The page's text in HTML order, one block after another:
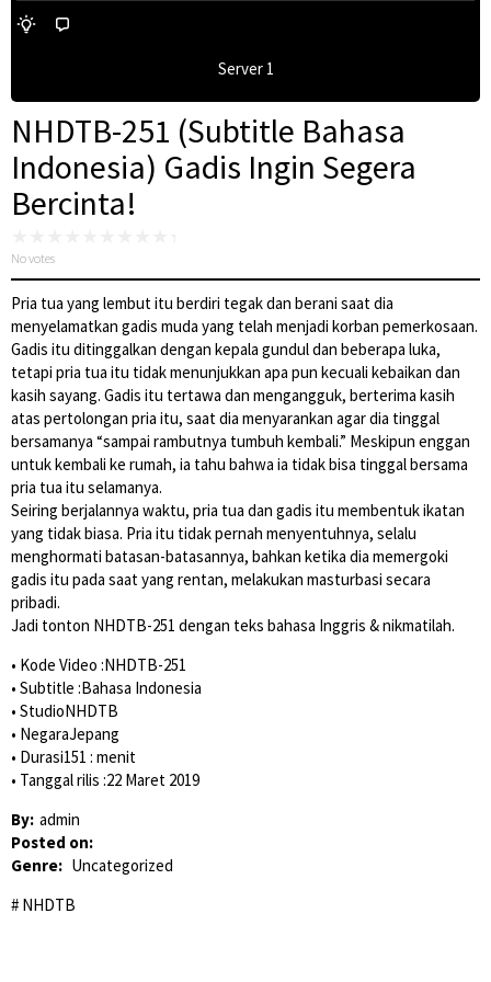
Server 1
NHDTB-251 (Subtitle Bahasa
Indonesia) Gadis Ingin Segera
Bercinta!
No votes
Pria tua yang lembut itu berdiri tegak dan berani saat dia
menyelamatkan gadis muda yang telah menjadi korban pemerkosaan.
Gadis itu ditinggalkan dengan kepala gundul dan beberapa luka,
tetapi pria tua itu tidak menunjukkan apa pun kecuali kebaikan dan
kasih sayang. Gadis itu tertawa dan mengangguk, berterima kasih
atas pertolongan pria itu, saat dia menyarankan agar dia tinggal
bersamanya “sampai rambutnya tumbuh kembali.” Meskipun enggan
untuk kembali ke rumah, ia tahu bahwa ia tidak bisa tinggal bersama
pria tua itu selamanya.
Seiring berjalannya waktu, pria tua dan gadis itu membentuk ikatan
yang tidak biasa. Pria itu tidak pernah menyentuhnya, selalu
menghormati batasan-batasannya, bahkan ketika dia memergoki
gadis itu pada saat yang rentan, melakukan masturbasi secara
pribadi.
Jadi tonton NHDTB-251 dengan teks bahasa Inggris & nikmatilah.
• Kode Video :NHDTB-251
• Subtitle :Bahasa Indonesia
• StudioNHDTB
• NegaraJepang
• Durasi151 : menit
• Tanggal rilis :22 Maret 2019
By: admin
Posted on:
Genre: Uncategorized
NHDTB